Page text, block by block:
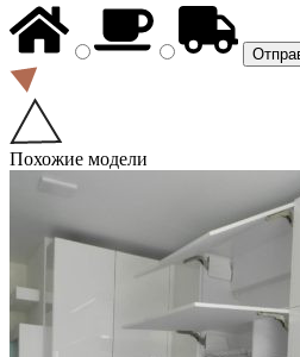
Похожие модели